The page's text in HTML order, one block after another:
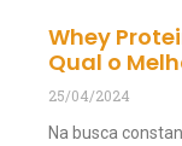
Whey
Qual o
25/04/2024
Na busca